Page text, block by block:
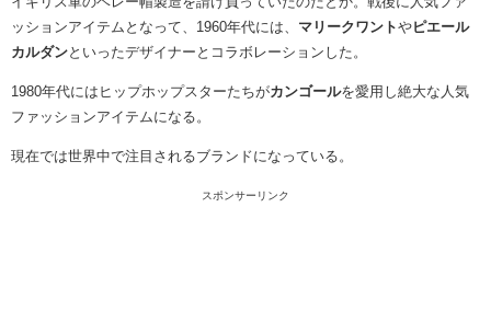
ッションアイテムとなって、1960年代には、 マリークワントや ピエール
カルダンといったデザイナーとコラボレーションした。
1980年代にはヒップホップスターたちがカンゴールを愛用し絶大な 人気
ファッションアイテムになる 。
現在では世界中で注目されるブランドになっている。
スポンサーリンク